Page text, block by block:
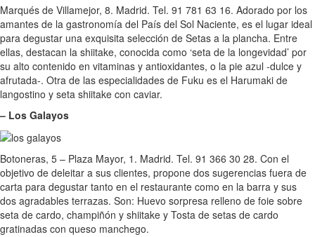
Marqués de Villamejor, 8. Madrid. Tel. 91 781 63 16. Adorado por los
amantes de la gastronomía del País del Sol Naciente, es el lugar ideal
para degustar una exquisita selección de Setas a la plancha. Entre
ellas, destacan la shiitake, conocida como ‘seta de la longevidad’ por
su alto contenido en vitaminas y antioxidantes, o la pie azul -dulce y
afrutada-. Otra de las especialidades de Fuku es el Harumaki de
langostino y seta shiitake con caviar.
– Los Galayos
Botoneras, 5 – Plaza Mayor, 1. Madrid. Tel. 91 366 30 28. Con el
objetivo de deleitar a sus clientes, propone dos sugerencias fuera de
carta para degustar tanto en el restaurante como en la barra y sus
dos agradables terrazas. Son: Huevo sorpresa relleno de foie sobre
seta de cardo, champiñón y shiitake y Tosta de setas de cardo
gratinadas con queso manchego.